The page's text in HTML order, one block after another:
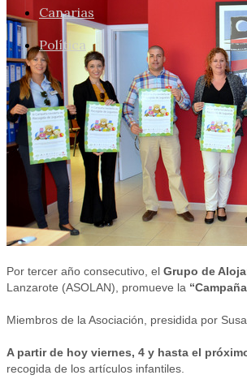
Canarias
Política
Por tercer año consecutivo, el Grupo de
Lanzarote (ASOLAN), promueve la
Miembros de la Asociación, presidida por
A partir de hoy viernes, 4 y hasta el
recogida de los artículos infantiles.